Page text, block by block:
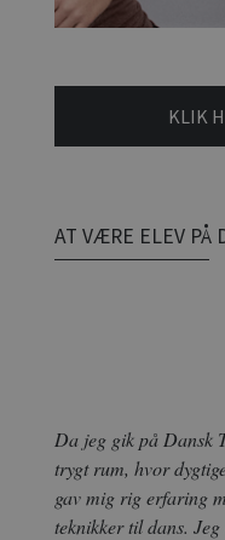
KLIK
AT VÆRE ELEV PÅ
Da jeg gik på Dansk
trygt rum, hvor
gav mig rig erfaring
teknikker til dans.